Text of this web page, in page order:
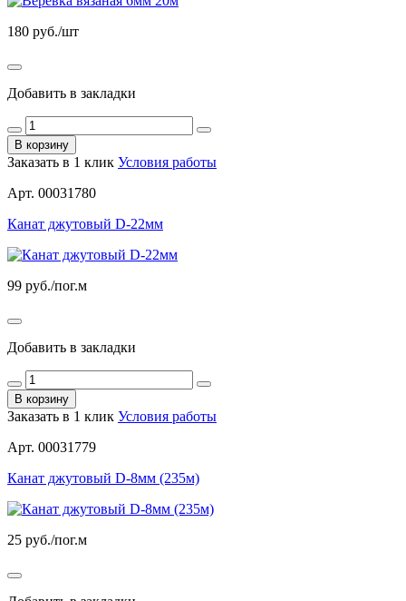
180 руб./шт
Добавить в закладки
В корзину
Заказать в 1 клик Условия работы
Арт. 00031780
Канат джутовый D-22мм
99 руб./пог.м
Добавить в закладки
В корзину
Заказать в 1 клик Условия работы
Арт. 00031779
Канат джутовый D-8мм (235м)
25 руб./пог.м